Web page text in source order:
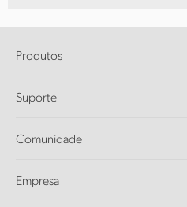
Produtos
DaVinci Resolve e Fusion
Ultimatte
Captura e Reprodução
Suporte
Central de Suporte Técnico
Comunidade
Empresa